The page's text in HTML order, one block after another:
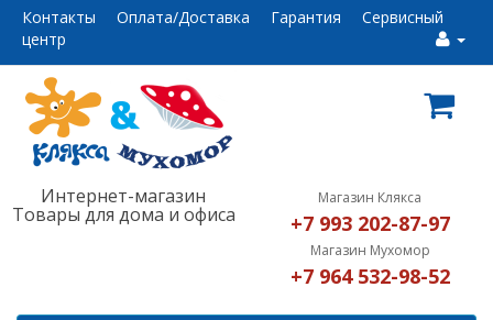
Контакты Оплата/Доставка Гарантия
Сервисный
центр
Интернет-магазин
Товары для дома и офиса
Магазин Клякса
+7 993 202-87-97
Магазин Мухомор
+7 964 532-98-52